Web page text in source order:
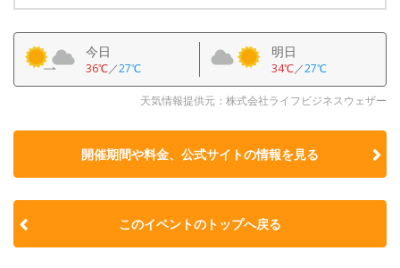
今日
36℃／27℃
明日
34℃／27℃
天気情報提供元：株式会社ライフビジネスウェザー
開催期間や料金、公式サイトの情報を見る
このイベントのトップへ戻る